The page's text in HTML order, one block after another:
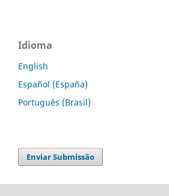
Idioma
English
Español (España)
Português (Brasil)
Enviar Submissão